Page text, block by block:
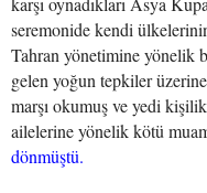
seremonide kendi
Tahran yönetimine yönelik
gelen yoğun tepkiler
marşı okumuş ve yedi
ailelerine yönelik kötü
dönmüştü.